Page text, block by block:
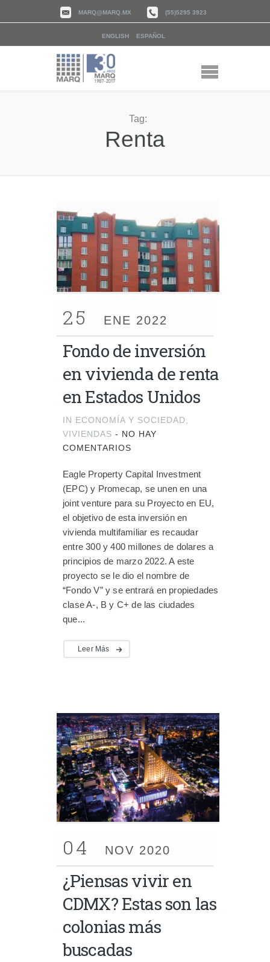
MARQ@MARQ.MX (55)5295 3923
ENGLISH ESPAÑOL
Tag:
Renta
25 ENE 2022
Fondo de inversión
en vivienda de renta
en Estados Unidos
IN ECONOMÍA Y SOCIEDAD
VIVIENDAS - NO HAY
COMENTARIOS
Eagle Property Capital Investment
(EPC) y Promecap, se unen en una
joint venture para su Proyecto en EU,
el objetivo de esta inversión en
vivienda multifamiliar es recaudar
entre 300 y 400 millones de dolares a
principios de marzo 2022. A este
proyecto se le dio el nombre de
“Fondo V” y se entrará en propiedades
clase A-, B y C+ de las ciudades
que...
Leer Más
04 NOV 2020
¿Piensas vivir en
CDMX? Estas son las
colonias más
buscadas